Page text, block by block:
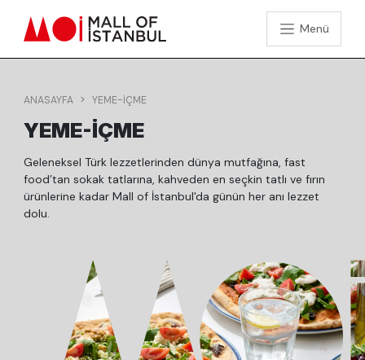
Menü
ANASAYFA YEME-İÇME
YEME-İÇME
Geleneksel Türk lezzetlerinden dünya mutfağına, fast
food’tan sokak tatlarına, kahveden en seçkin tatlı ve fırın
ürünlerine kadar Mall of İstanbul'da günün her anı lezzet
dolu.